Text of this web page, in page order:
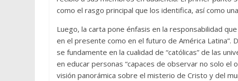
como el rasgo principal que los identifica, así como
Luego, la carta pone énfasis en la responsabilidad
en el presente como en el futuro de América
se fundamente en la cualidad de “católicas” de las
en educar personas “capaces de observar no solo el
visión panorámica sobre el misterio de Cristo y del